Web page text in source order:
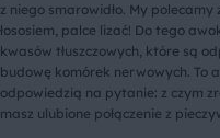
z niego smarowidło. My
łososiem, palce lizać! Do tego
kwasów tłuszczowych, które są
budowę komórek nerwowych. To
odpowiedzią na pytanie: z czym
masz ulubione połączenie z